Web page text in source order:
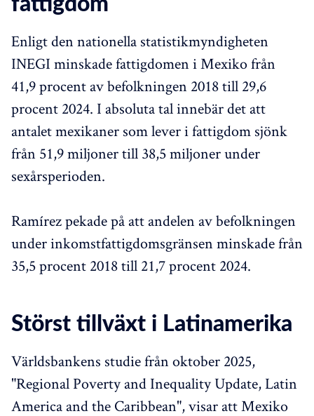
Enligt den nationella statistikmyndigheten
INEGI minskade fattigdomen i Mexiko från
41,9 procent av befolkningen 2018 till 29,6
procent 2024. I absoluta tal innebär det att
antalet mexikaner som lever i fattigdom sjönk
från 51,9 miljoner till 38,5 miljoner under
sexårsperioden.
Ramírez pekade på att andelen av befolkningen
under inkomstfattigdomsgränsen minskade från
35,5 procent 2018 till 21,7 procent 2024.
Störst tillväxt i Latinamerika
Världsbankens studie från oktober 2025,
"Regional Poverty and Inequality Update, Latin
America and the Caribbean", visar att Mexiko